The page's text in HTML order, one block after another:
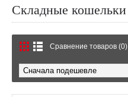
Складные кошельки
Сравнение товаров (0)